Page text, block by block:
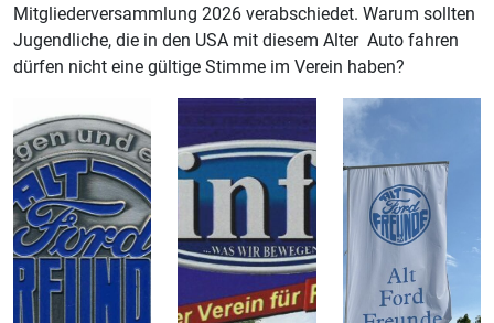
Mitgliederversammlung 2026 verabschiedet. Warum sollten
Jugendliche, die in den USA mit diesem Alter Auto fahren
dürfen nicht eine gültige Stimme im Verein haben?